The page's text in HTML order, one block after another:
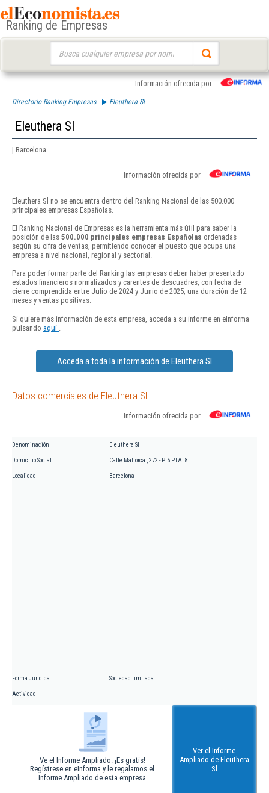
Ranking de Empresas
Información ofrecida por
Directorio Ranking Empresas Eleuthera Sl
Eleuthera Sl
| Barcelona
Información ofrecida por
Eleuthera Sl no se encuentra dentro del Ranking Nacional de las 500.000
principales empresas Españolas.
El Ranking Nacional de Empresas es la herramienta más útil para saber la
posición de las 500.000 principales empresas Españolas ordenadas
según su cifra de ventas, permitiendo conocer el puesto que ocupa una
empresa a nivel nacional, regional y sectorial.
Para poder formar parte del Ranking las empresas deben haber presentado
estados financieros normalizados y carentes de descuadres, con fecha de
cierre comprendida entre Julio de 2024 y Junio de 2025, una duración de 12
meses y ventas positivas.
Si quiere más información de esta empresa, acceda a su informe en eInforma
pulsando aquí
Acceda a toda la información de Eleuthera Sl
Datos comerciales de Eleuthera Sl
Información ofrecida por
Denominación Eleuthera Sl
Domicilio Social Calle Mallorca , 272 - P. 5 PTA. 8
Localidad Barcelona
Forma Jurídica Sociedad limitada
Actividad
Ve el Informe Ampliado. ¡Es gratis!
Regístrese en eInforma y le regalamos el
Informe Ampliado de esta empresa
Ver el Informe
Ampliado de Eleuthera
Sl